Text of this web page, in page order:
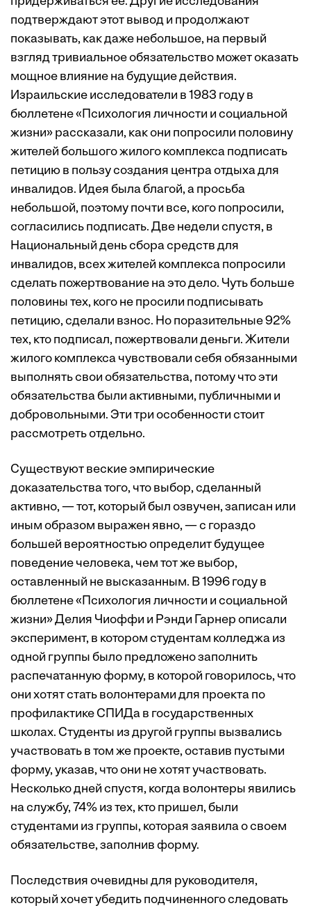
подтверждают этот вывод и продолжают
показывать, как даже небольшое, на первый
взгляд тривиальное обязательство может оказать
мощное влияние на будущие действия.
Израильские исследователи в 1983 году в
бюллетене «Психология личности и социальной
жизни» рассказали, как они попросили половину
жителей большого жилого комплекса подписать
петицию в пользу создания центра отдыха для
инвалидов. Идея была благой, а просьба
небольшой, поэтому почти все, кого попросили,
согласились подписать. Две недели спустя, в
Национальный день сбора средств для
инвалидов, всех жителей комплекса попросили
сделать пожертвование на это дело. Чуть больше
половины тех, кого не просили подписывать
петицию, сделали взнос. Но поразительные 92%
тех, кто подписал, пожертвовали деньги. Жители
жилого комплекса чувствовали себя обязанными
выполнять свои обязательства, потому что эти
обязательства были активными, публичными и
добровольными. Эти три особенности стоит
рассмотреть отдельно.
Существуют веские эмпирические
доказательства того, что выбор, сделанный
активно, — тот, который был озвучен, записан или
иным образом выражен явно, — с гораздо
большей вероятностью определит будущее
поведение человека, чем тот же выбор,
оставленный не высказанным. В 1996 году в
бюллетене «Психология личности и социальной
жизни» Делия Чиоффи и Рэнди Гарнер описали
эксперимент, в котором студентам колледжа из
одной группы было предложено заполнить
распечатанную форму, в которой говорилось, что
они хотят стать волонтерами для проекта по
профилактике СПИДа в государственных
школах. Студенты из другой группы вызвались
участвовать в том же проекте, оставив пустыми
форму, указав, что они не хотят участвовать.
Несколько дней спустя, когда волонтеры явились
на службу, 74% из тех, кто пришел, были
студентами из группы, которая заявила о своем
обязательстве, заполнив форму.
Последствия очевидны для руководителя,
который хочет убедить подчиненного следовать